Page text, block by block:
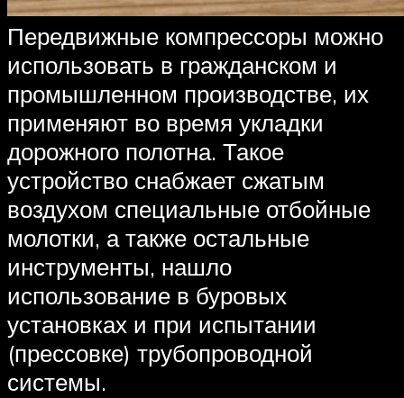
Передвижные компрессоры можно
использовать в гражданском и
промышленном производстве, их
применяют во время укладки
дорожного полотна. Такое
устройство снабжает сжатым
воздухом специальные отбойные
молотки, а также остальные
инструменты, нашло
использование в буровых
установках и при испытании
(прессовке) трубопроводной
системы.